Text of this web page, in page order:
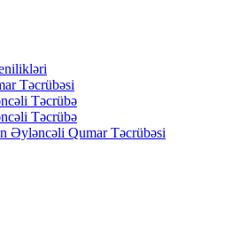
Təcrübəsi
Təcrübə
Təcrübə
Əyləncəli Qumar Təcrübəsi